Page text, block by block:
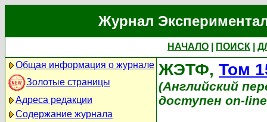
Журнал
НАЧАЛО ПОИСК
Общая информация о журнале
Золотые страницы
Адреса редакции
Содержание журнала
ЖЭТФ, Том
(Английский
доступен on-